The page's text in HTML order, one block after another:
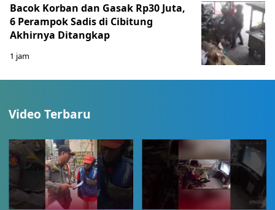
Bacok Korban dan Gasak Rp30 Juta,
6 Perampok Sadis di Cibitung
Akhirnya Ditangkap
1 jam
Video Terbaru